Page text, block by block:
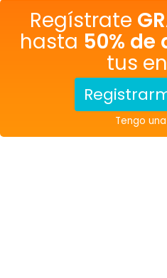
Regístrate
hasta 50% de
tus
Tengo